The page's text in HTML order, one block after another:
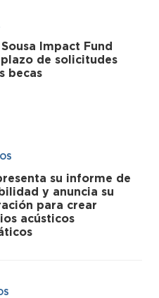
Impact Fund
de solicitudes
becas
su informe de
y anuncia su
para crear
acústicos